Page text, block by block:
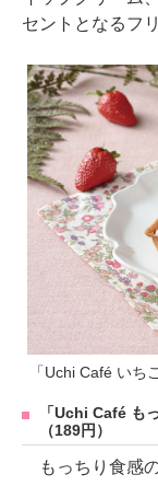
セントとなるフ
「Uchi Café いち
「Uchi Café も
（189円）
もっちり食感